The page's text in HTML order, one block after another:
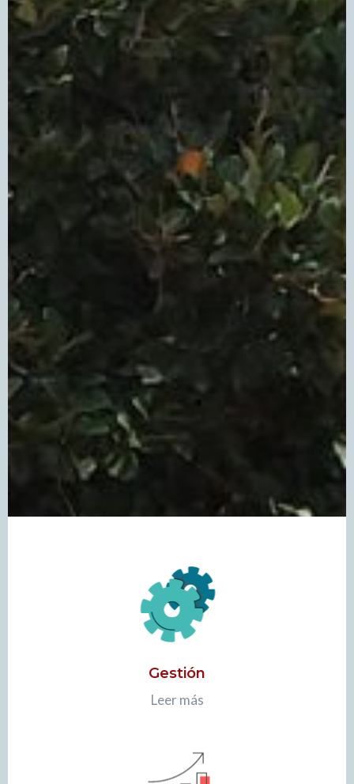
Gestión
Leer más